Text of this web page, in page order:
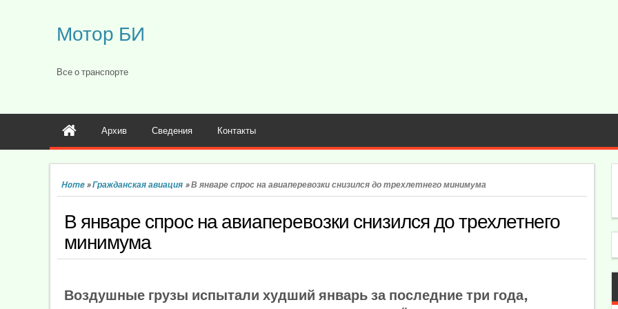
Мотор БИ
Все о транспорте
Архив Сведения Контакты
Home»Гражданская авиация »В январе спрос на авиаперевозки снизился до трехлетнего минимума
В январе спрос на авиаперевозки снизился до трехлетнего
минимума
Воздушные грузы испытали худший январь за последние три года,